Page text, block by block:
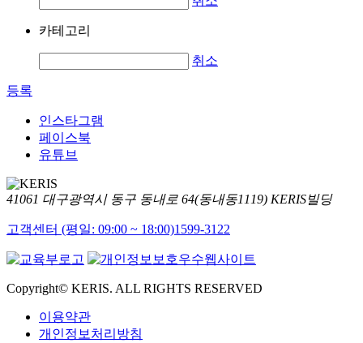
카테고리
취소
등록
인스타그램
페이스북
유튜브
41061 대구광역시 동구 동내로 64(동내동1119) KERIS빌딩
고객센터 (평일: 09:00 ~ 18:00)1599-3122
Copyright© KERIS. ALL RIGHTS RESERVED
이용약관
개인정보처리방침